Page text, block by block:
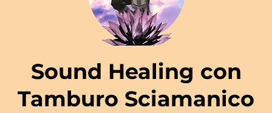
Sound Healing con
Tamburo Sciamanico